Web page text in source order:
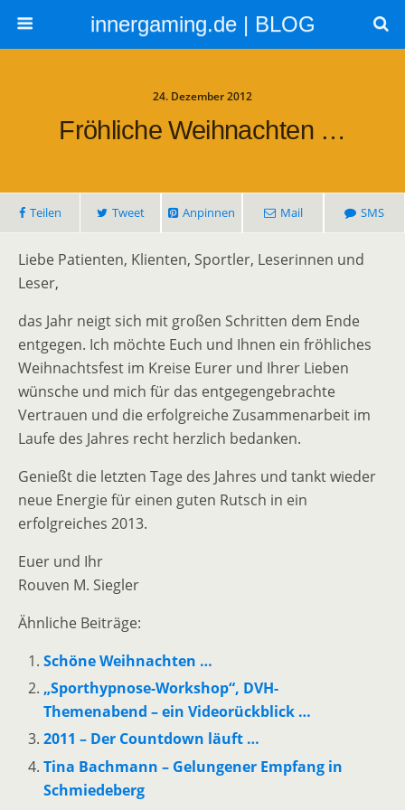
innergaming.de | BLOG
24. Dezember 2012
Fröhliche Weihnachten …
Teilen Tweet Anpinnen Mail SMS
Liebe Patienten, Klienten, Sportler, Leserinnen und
Leser,
das Jahr neigt sich mit großen Schritten dem Ende
entgegen. Ich möchte Euch und Ihnen ein fröhliches
Weihnachtsfest im Kreise Eurer und Ihrer Lieben
wünsche und mich für das entgegengebrachte
Vertrauen und die erfolgreiche Zusammenarbeit im
Laufe des Jahres recht herzlich bedanken.
Genießt die letzten Tage des Jahres und tankt wieder
neue Energie für einen guten Rutsch in ein
erfolgreiches 2013.
Euer und Ihr
Rouven M. Siegler
Ähnliche Beiträge:
Schöne Weihnachten …
„Sporthypnose-Workshop“, DVH-
Themenabend – ein Videorückblick …
2011 – Der Countdown läuft …
Tina Bachmann – Gelungener Empfang in
Schmiedeberg